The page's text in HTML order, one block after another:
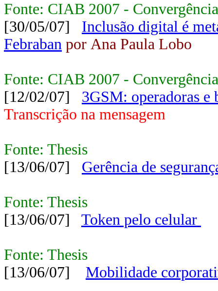
Fonte: CIAB 2007 -
[30/05/07] Inclusão digital é
Febraban por Ana Paula Lobo
Fonte: CIAB 2007 -
[12/02/07] 3GSM: operadoras e
Transcrição na mensagem
Fonte: Thesis
[13/06/07] Gerência de
Fonte: Thesis
[13/06/07] Token pelo celular
Fonte: Thesis
[13/06/07] Mobilidade